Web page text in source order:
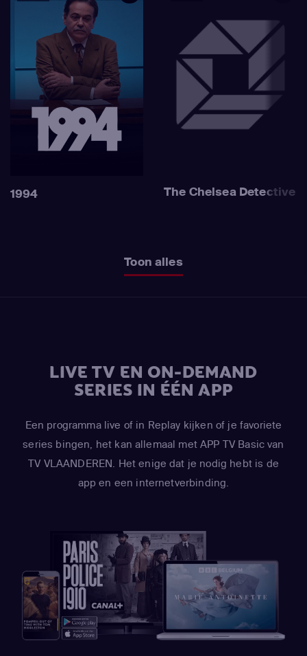
1994 The Chelsea Detective
Toon alles
LIVE TV EN ON-DEMAND
SERIES IN ÉÉN APP
Een programma live of in Replay kijken of je favoriete
series bingen, het kan allemaal met APP TV Basic van
TV VLAANDEREN. Het enige dat je nodig hebt is de
app en een internetverbinding.